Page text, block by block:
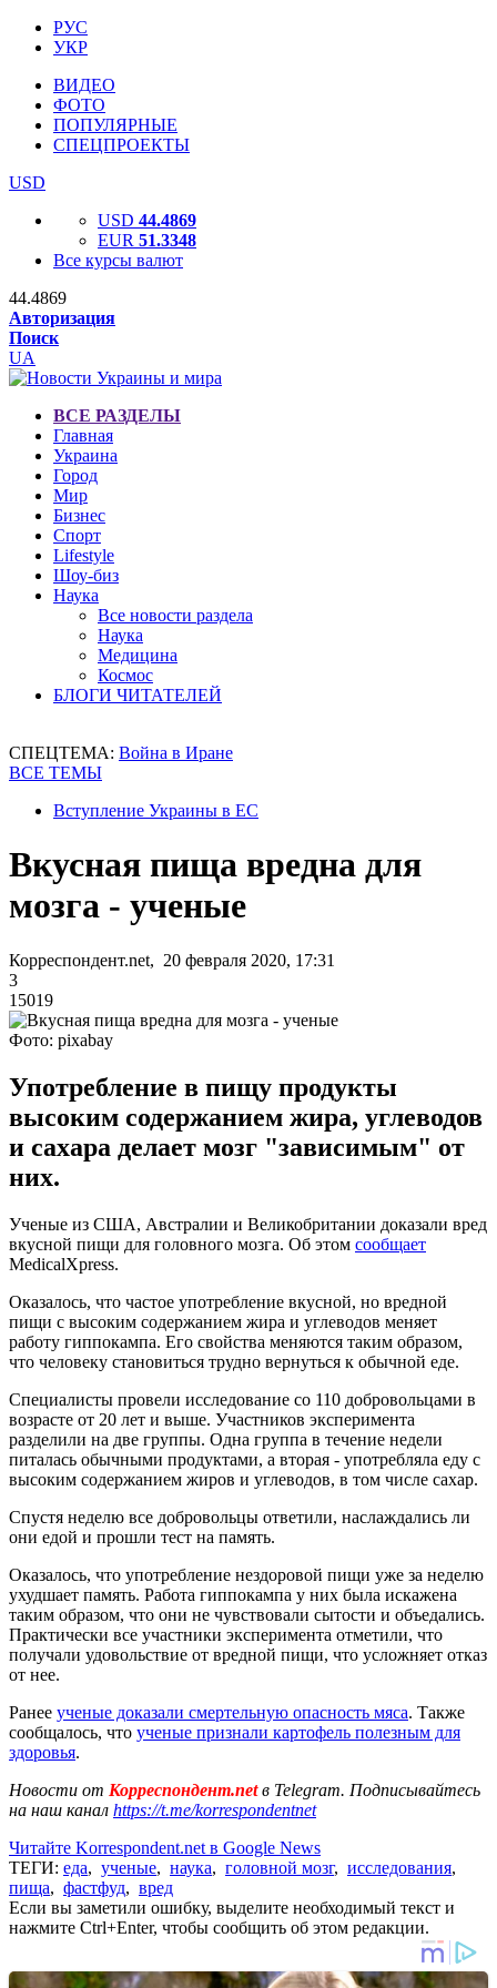
РУС
УКР
ВИДЕО
ФОТО
ПОПУЛЯРНЫЕ
СПЕЦПРОЕКТЫ
USD
USD 44.4869
EUR 51.3348
Все курсы валют
44.4869
Авторизация
Поиск
UA
ВСЕ РАЗДЕЛЫ
Главная
Украина
Город
Мир
Бизнес
Спорт
Lifestyle
Шоу-биз
Наука
Все новости раздела
Наука
Медицина
Космос
БЛОГИ ЧИТАТЕЛЕЙ
СПЕЦТЕМА: Война в Иране
ВСЕ ТЕМЫ
Вступление Украины в ЕС
Вкусная пища вредна для
мозга - ученые
Корреспондент.net, 20 февраля 2020, 17:31
3
15019
Фото: pixabay
Употребление в пищу продукты
высоким содержанием жира, углеводов
и сахара делает мозг "зависимым" от
них.
Ученые из США, Австралии и Великобритании доказали вред
вкусной пищи для головного мозга. Об этом сообщает
MedicalXpress.
Оказалось, что частое употребление вкусной, но вредной
пищи с высоким содержанием жира и углеводов меняет
работу гиппокампа. Его свойства меняются таким образом,
что человеку становиться трудно вернуться к обычной еде.
Специалисты провели исследование со 110 добровольцами в
возрасте от 20 лет и выше. Участников эксперимента
разделили на две группы. Одна группа в течение недели
питалась обычными продуктами, а вторая - употребляла еду с
высоким содержанием жиров и углеводов, в том числе сахар.
Спустя неделю все добровольцы ответили, наслаждались ли
они едой и прошли тест на память.
Оказалось, что употребление нездоровой пищи уже за неделю
ухудшает память. Работа гиппокампа у них была искажена
таким образом, что они не чувствовали сытости и объедались.
Практически все участники эксперимента отметили, что
получали удовольствие от вредной пищи, что усложняет отказ
от нее.
Ранее ученые доказали смертельную опасность мяса. Также
сообщалось, что ученые признали картофель полезным для
здоровья.
Новости от Корреспондент.netв Telegram. Подписывайтесь
на наш канал https://t.me/korrespondentnet
Читайте Korrespondent.net в Google News
ТЕГИ: еда, ученые, наука, головной мозг, исследования,
пища, фастфуд, вред
Если вы заметили ошибку, выделите необходимый текст и
нажмите Ctrl+Enter, чтобы сообщить об этом редакции.